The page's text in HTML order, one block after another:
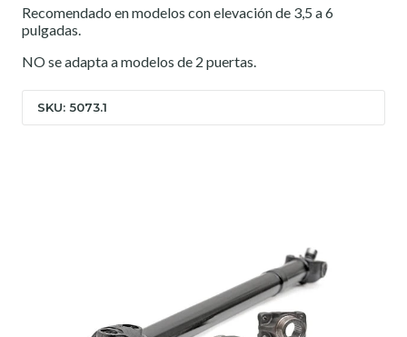
Recomendado en modelos con elevación de 3,5 a 6
pulgadas.
NO se adapta a modelos de 2 puertas.
SKU: 5073.1